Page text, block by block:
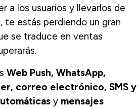
a los usuarios y llevarlos de
estás perdiendo un gran
se traduce en ventas
Web Push, WhatsApp,
correo electrónico, SMS y
y mensajes